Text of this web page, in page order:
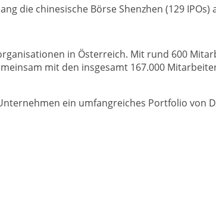
die chinesische Börse Shenzhen (129
in Österreich. Mit rund 600
mit den insgesamt 167.000
ein umfangreiches Portfolio von